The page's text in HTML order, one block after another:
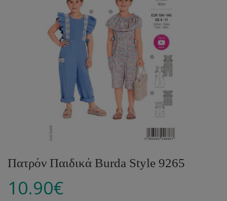
Πατρόν Παιδικά Burda Style 9265
10.90€